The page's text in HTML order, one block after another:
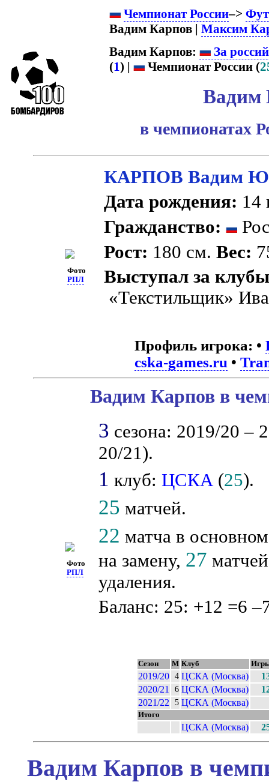
Чемпионат России–>
Вадим Карпов | Максим
Вадим Карпов:
За
(1) | Чемпионат России (
Вадим
в чемпионатах
Фото
РПЛ
КАРПОВ Вадим
Дата рождения: 14
Гражданство:
Рост: 180 см.Вес:
Выступал за
«Текстильщик»
Профиль игрока: •
cska-games.ru •
Фото
РПЛ
Вадим Карпов в
3 сезона: 2019/20 –
20/21).
1 клуб: ЦСКА(25).
25 матчей.
22 матча в
на замену, 27
удаления.
Баланс: 25: +12 =6
Сезон М Клуб
2019/20 4 ЦСКА (Москва)
2020/21
6 ЦСКА (Москва)
2021/22
5 ЦСКА (Москва)
Итого
ЦСКА (Москва)
Вадим Карпов в